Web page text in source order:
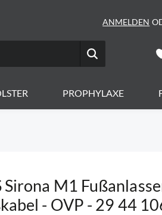
ANMELDEN
PROPHYLAXE
Sirona M1
- OVP - 29 44